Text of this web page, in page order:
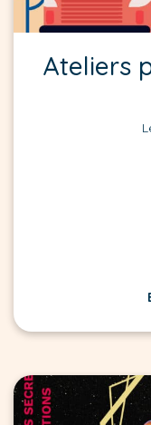
Ateliers